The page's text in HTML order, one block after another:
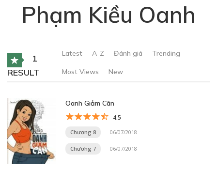
Phạm Kiều Oanh
1
RESULT
Latest A-Z Đánh giá Trending
Most Views New
Oanh Giảm Cân
4.5
Chương 8 06/07/2018
Chương 7 06/07/2018